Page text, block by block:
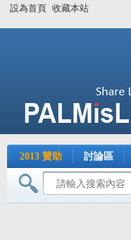
設為首頁 收藏本站
2013 贊助 討論區